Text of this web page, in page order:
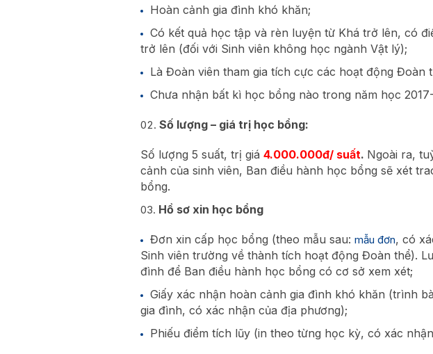
Hoàn cảnh gia đình khó khăn;
Có kết quả học tập và rèn luyện từ Khá trở lên, có
trở lên (đối với Sinh viên không học ngành Vật lý);
Là Đoàn viên tham gia tích cực các hoạt động Đoàn
Chưa nhận bất kì học bổng nào trong năm học
Số lượng – giá trị học bổng:
Số lượng 5 suất, trị giá 4.000.000đ/ suất. Ngoài ra,
cảnh của sinh viên, Ban điều hành học bổng sẽ xét
bổng.
Hồ sơ xin học bổng
Đơn xin cấp học bổng (theo mẫu sau: mẫu đơn, có
Sinh viên trường về thành tích hoạt động Đoàn thể).
đình để Ban điều hành học bổng có cơ sở xem xét;
Giấy xác nhận hoàn cảnh gia đình khó khăn (trình
gia đình, có xác nhận của địa phương);
Phiếu điểm tích lũy (in theo từng học kỳ, có xác